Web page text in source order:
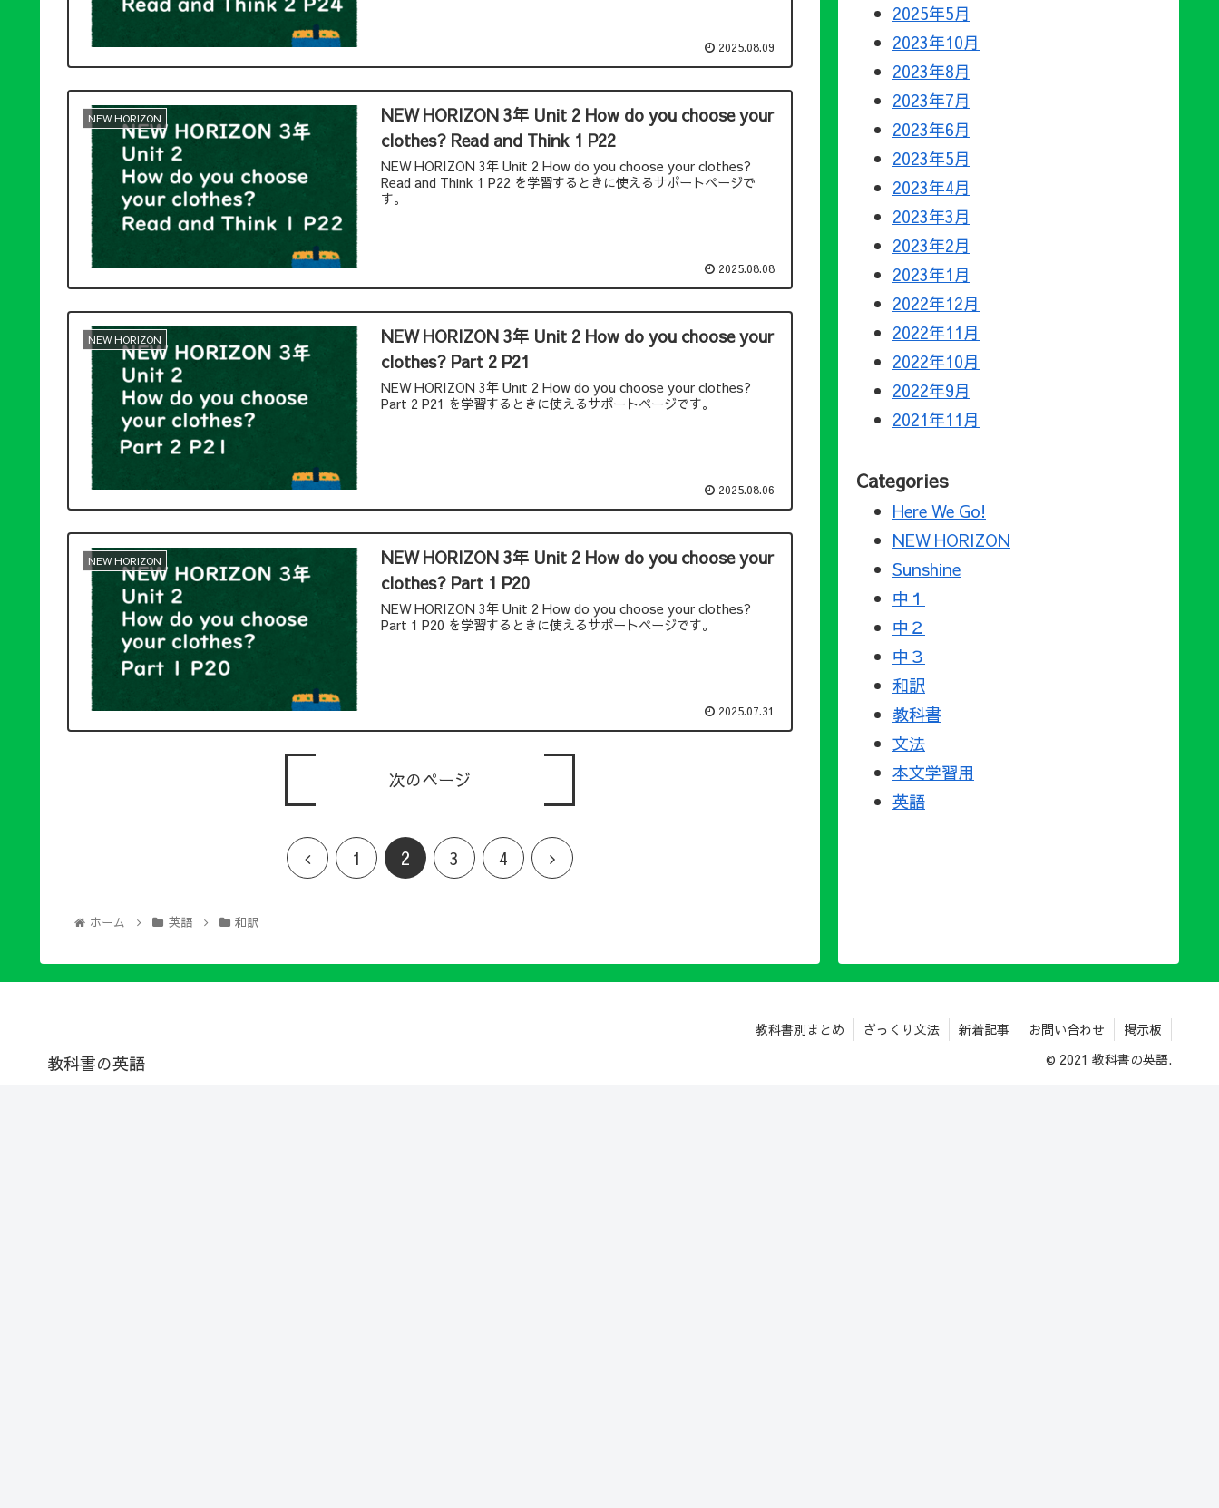
2025.08.09
NEW HORIZON
NEW HORIZON 3年 Unit 2 How do you choose your
clothes? Read and Think 1 P22
NEW HORIZON 3年 Unit 2 How do you choose your clothes?
Read and Think 1 P22 を学習するときに使えるサポートページで
す。
2025.08.08
NEW HORIZON
NEW HORIZON 3年 Unit 2 How do you choose your
clothes? Part 2 P21
NEW HORIZON 3年 Unit 2 How do you choose your clothes?
Part 2 P21 を学習するときに使えるサポートページです。
2025.08.06
NEW HORIZON
NEW HORIZON 3年 Unit 2 How do you choose your
clothes? Part 1 P20
NEW HORIZON 3年 Unit 2 How do you choose your clothes?
Part 1 P20 を学習するときに使えるサポートページです。
2025.07.31
次のページ
1 2 3 4
ホーム 英語 和訳
2025年5月
2023年10月
2023年8月
2023年7月
2023年6月
2023年5月
2023年4月
2023年3月
2023年2月
2023年1月
2022年12月
2022年11月
2022年10月
2022年9月
2021年11月
Categories
Here We Go!
NEW HORIZON
Sunshine
中１
中２
中３
和訳
教科書
文法
本文学習用
英語
教科書の英語
教科書別まとめ ざっくり文法 新着記事 お問い合わせ
掲示板
© 2021 教科書の英語.